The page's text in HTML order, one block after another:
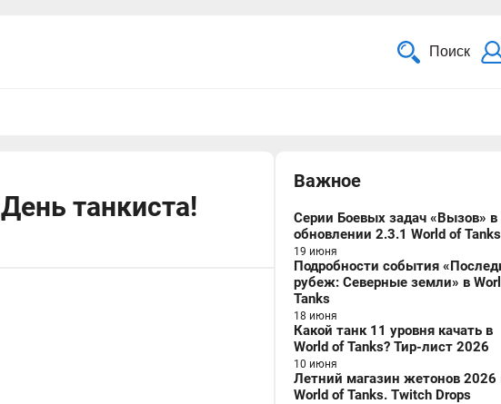
Поиск
танкиста!
Важное
Серии Боевых задач «Вызов» в
обновлении 2.3.1 World of Tanks
19 июня
Подробности события
рубеж: Северные земли» в
Tanks
18 июня
Какой танк 11 уровня качать в
World of Tanks? Тир-лист 2026
10 июня
Летний магазин жетонов 2026
World of Tanks. Twitch Drops